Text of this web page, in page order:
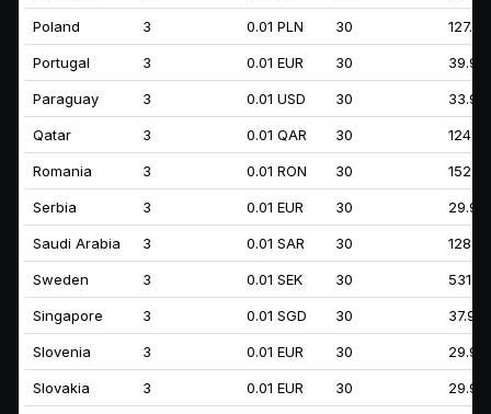
Poland 3 0.01 PLN 30
Portugal 3 0.01 EUR 30 39.99
Paraguay 3 0.01 USD 30 33.99
Qatar 3 0.01 QAR 30
Romania 3 0.01 RON 30
Serbia 3 0.01 EUR 30 29.99
Saudi Arabia 3 0.01 SAR 30
Sweden 3 0.01 SEK 30
Singapore 3 0.01 SGD 30 37.99
Slovenia 3 0.01 EUR 30 29.99
Slovakia 3 0.01 EUR 30 29.99